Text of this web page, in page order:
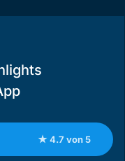
★ 4.7 von 5